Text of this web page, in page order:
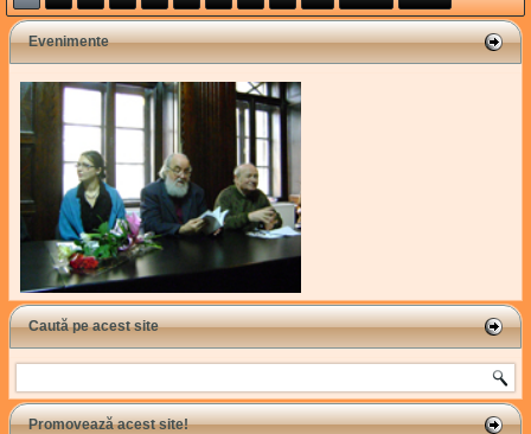
Evenimente
Caută pe acest site
Search
Promovează acest site!